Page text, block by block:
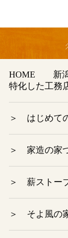
2024年9月
2024年8月
2024年6月
2024年4月
HOME 新潟
特化した工務
＞ はじめて
＞ 家造の家
＞ 薪ストー
＞ そよ風の